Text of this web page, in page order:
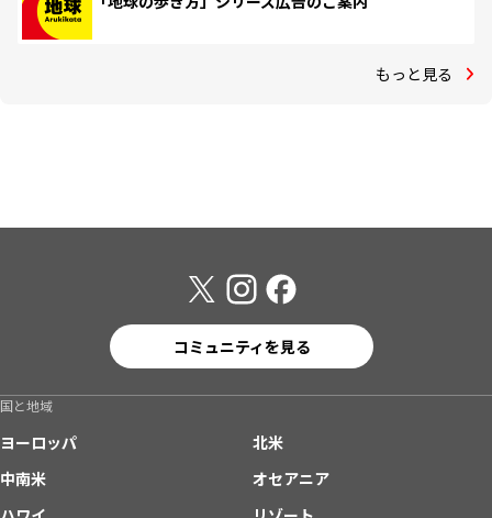
もっと見る
コミュニティを見る
国と地域
ヨーロッパ
北米
中南米
オセアニア